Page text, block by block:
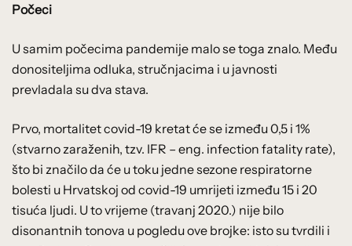
Počeci
U samim počecima pandemije malo se toga znalo. Među
donositeljima odluka, stručnjacima i u javnosti
prevladala su dva stava.
Prvo, mortalitet covid-19 kretat će se između 0,5 i 1%
(stvarno zaraženih, tzv. IFR – eng. infection fatality rate),
što bi značilo da će u toku jedne sezone respiratorne
bolesti u Hrvatskoj od covid-19 umrijeti između 15 i 20
tisuća ljudi. U to vrijeme (travanj 2020.) nije bilo
disonantnih tonova u pogledu ove brojke: isto su tvrdili i